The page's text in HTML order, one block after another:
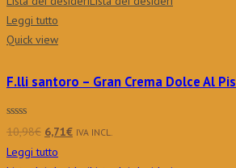
Leggi tutto
Quick view
F.lli santoro – Gran Crema Dolce Al
10,98€ Il
prezzo
6,71€IlIVA INCL.
Leggi tutto